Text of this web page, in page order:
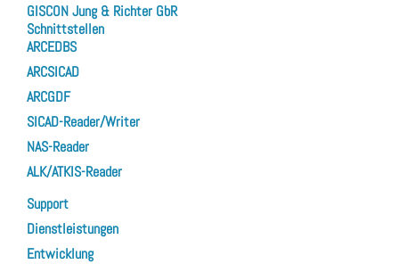
GISCON Jung & Richter GbR
Schnittstellen
ARCEDBS
ARCSICAD
ARCGDF
SICAD-Reader/Writer
NAS-Reader
ALK/ATKIS-Reader
Support
Dienstleistungen
Entwicklung